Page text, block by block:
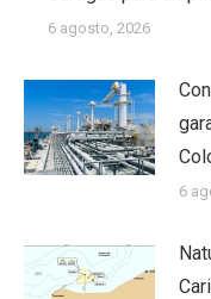
6 agosto, 2026
6